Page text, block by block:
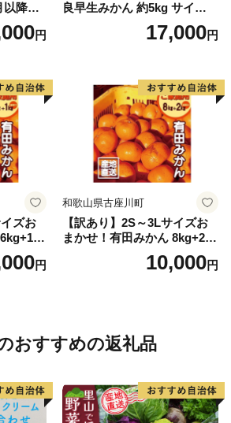
以降発
円
良早生みかん 約5kg サイズお
まかせ【sml106C】17,000円
ズお
旬ま
。 / 訳
円
和歌山県古座川町
【訳あり】2S～3Lサイズお
まかせ！有田みかん 8kg+2kg
保証分 11月から12月下旬ま
でに順次発送致します。 / 訳
10,000円
おすすめの返礼品